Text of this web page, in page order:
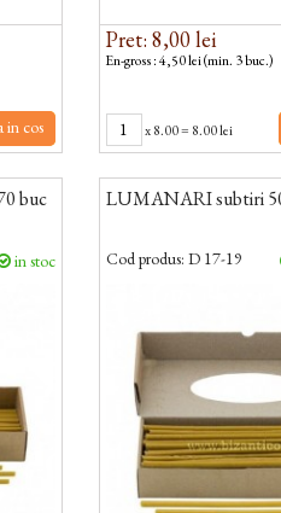
in cos
Pret: 8,00 lei
En-gross : 4,50 lei (min. 3 buc.)
x8.00= 8.00 lei
buc
in stoc
LUMANARI subtiri
Cod produs: D 17-19